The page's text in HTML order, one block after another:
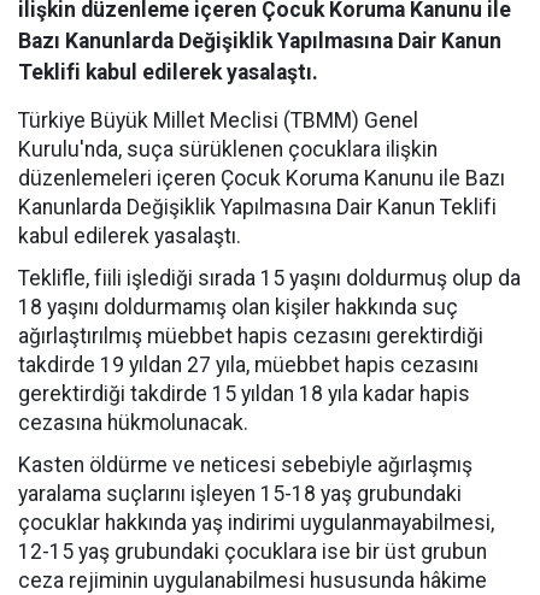
ilişkin düzenleme içeren Çocuk Koruma Kanunu ile
Bazı Kanunlarda Değişiklik Yapılmasına Dair Kanun
Teklifi kabul edilerek yasalaştı.
Türkiye Büyük Millet Meclisi (TBMM) Genel
Kurulu'nda, suça sürüklenen çocuklara ilişkin
düzenlemeleri içeren Çocuk Koruma Kanunu ile Bazı
Kanunlarda Değişiklik Yapılmasına Dair Kanun Teklifi
kabul edilerek yasalaştı.
Teklifle, fiili işlediği sırada 15 yaşını doldurmuş olup da
18 yaşını doldurmamış olan kişiler hakkında suç
ağırlaştırılmış müebbet hapis cezasını gerektirdiği
takdirde 19 yıldan 27 yıla, müebbet hapis cezasını
gerektirdiği takdirde 15 yıldan 18 yıla kadar hapis
cezasına hükmolunacak.
Kasten öldürme ve neticesi sebebiyle ağırlaşmış
yaralama suçlarını işleyen 15-18 yaş grubundaki
çocuklar hakkında yaş indirimi uygulanmayabilmesi,
12-15 yaş grubundaki çocuklara ise bir üst grubun
ceza rejiminin uygulanabilmesi hususunda hâkime